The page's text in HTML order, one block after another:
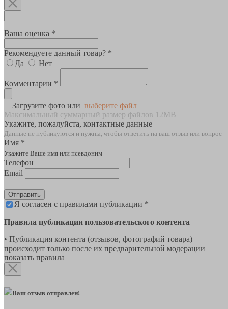
Ваша оценка *
Рекомендуете данный товар? *
Да
Нет
Комментарии *
Загрузите фото или выберите файл
Максимальный суммарный размер файлов 12MB
Укажите, пожалуйста, контактные данные
Данные не публикуются и нужны, чтобы ответить на ваш отзыв или вопрос
Имя *
Укажите Ваше имя или псевдоним
Телефон
Email
Отправить
Я согласен с правилами публикации *
Правила публикации пользовательского контента
• Публикация контента (отзывов, фотографий товара)
происходит только после их предварительной модерации
показать правила
Ваш отзыв отправлен!